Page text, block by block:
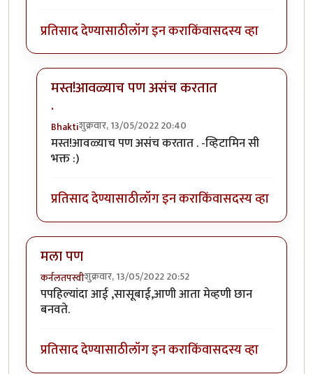
प्रतिसाद देण्यासाठीलॉग इन कराकिंवासदस्य व्हा
मस्त!आवळ्याच पण असंच करतात
.
Bhaktiशुक्रवार, 13/05/2022 20:40
In reply toआवडता पदार्थ. छान जमला आहे.by
मस्त!आवळ्याच पण असंच करतात . -व्हिटामिन सी
भक्त :)
प्रतिसाद देण्यासाठीलॉग इन कराकिंवासदस्य व्हा
मला पण
कर्नलतपस्वीशुक्रवार, 13/05/2022 20:52
पपहिल्यांदा आई ,सासूबाई,आणी आता मेव्हणी छान
बनवते.
प्रतिसाद देण्यासाठीलॉग इन कराकिंवासदस्य व्हा